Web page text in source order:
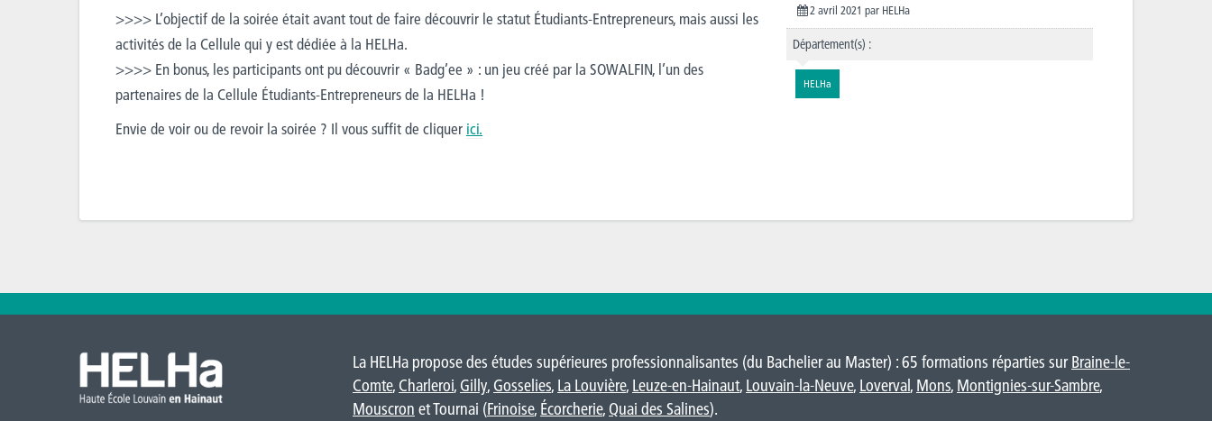
>>>> L’objectif de la soirée était avant tout de faire découvrir le statut Étudiants-Entrepreneurs, mais aussi les
activités de la Cellule qui y est dédiée à la HELHa.
>>>> En bonus, les participants ont pu découvrir « Badg’ee » : un jeu créé par la SOWALFIN, l’un des
partenaires de la Cellule Étudiants-Entrepreneurs de la HELHa !
Envie de voir ou de revoir la soirée ? Il vous suffit de cliquer ici.
2 avril 2021 par HELHa
Département(s) :
HELHa
La HELHa propose des études supérieures professionnalisantes (du Bachelier au Master) : 65 formations réparties surBraine-le-
Comte, Charleroi, Gilly, Gosselies, La Louvière, Leuze-en-Hainaut, Louvain-la-Neuve, Loverval, Mons, Montignies-sur-Sambre,
Mouscron et Tournai (Frinoise, Écorcherie, Quai des Salines).